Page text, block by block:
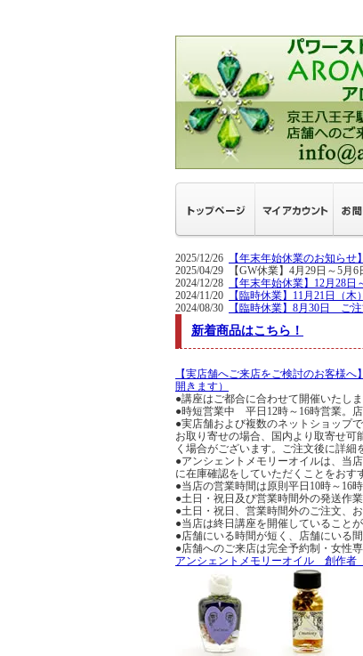
2025/12/26
【年末年始休業のお知ら
2025/04/29 【GW休業】4月29日～5
2024/12/28
【年末年始休業】12月28
2024/11/20
【臨時休業】11月21日（
2024/08/30
【臨時休業】8月30日 ご
新着商品はこちら！
【実店舗へご来店をご検討のお客様
開きます）
●講座はご都合に合わせて開催いたし
●時短営業中 平日12時～16時営業。
●実店舗および複数のネットショップ
お取り寄せの場合、国内より取寄せ
く場合がございます。ご注文後に詳
●アンシェントメモリーオイルは、当
に在庫確認をしていただくことをおす
●当店の営業時間は原則平日10時～16時
●土日・祝日及び営業時間外の発送作
●土日・祝日、営業時間外のご注文、
●当店は終日講座を開催していること
●店舗にいる時間が短く、店舗にいる
●店舗へのご来店は完全予約制・女性
アンシェントメモリーオイル 創作者